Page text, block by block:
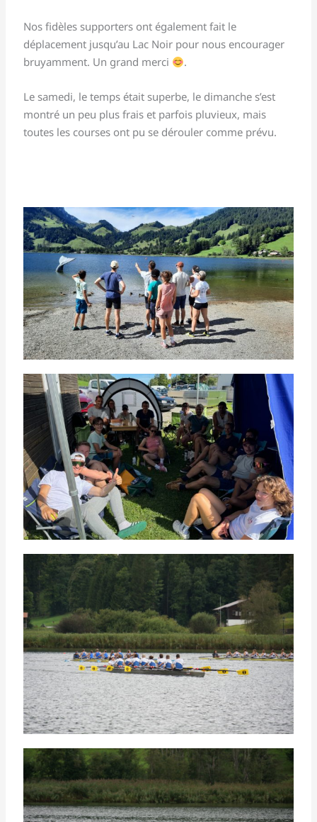
Nos fidèles supporters ont également fait le
déplacement jusqu’au Lac Noir pour nous encourager
bruyamment. Un grand merci
.
Le samedi, le temps était superbe, le dimanche s’est
montré un peu plus frais et parfois pluvieux, mais
toutes les courses ont pu se dérouler comme prévu.